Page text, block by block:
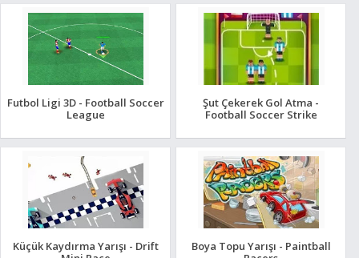
Futbol Ligi 3D - Football Soccer
League
Şut Çekerek Gol Atma -
Football Soccer Strike
Küçük Kaydırma Yarışı - Drift
Boya Topu Yarışı - Paintball